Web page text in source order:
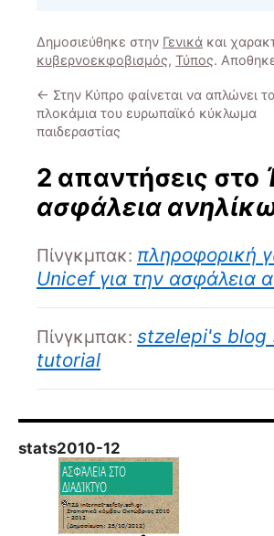
Δημοσιεύθηκε στην Γενικά και
κυβερνοεκφοβισμός, Τύπος.
← Στην Κύπρο φαίνεται να απλώνει
πλοκάμια του ευρωπαϊκό κύκλωμα
παιδεραστίας
2 απαντήσεις στο
ασφάλεια
Πίνγκμπακ: πληροφορική
Unicef για την ασφάλεια
Πίνγκμπακ: stzelepi's blog
tutorial
stats2010-12